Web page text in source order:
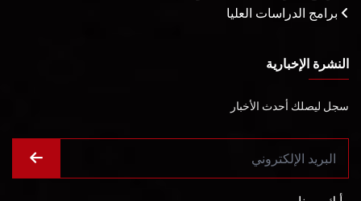
برامج الدراسات العليا
النشرة الإخبارية
سجل ليصلك أحدث الأخبار